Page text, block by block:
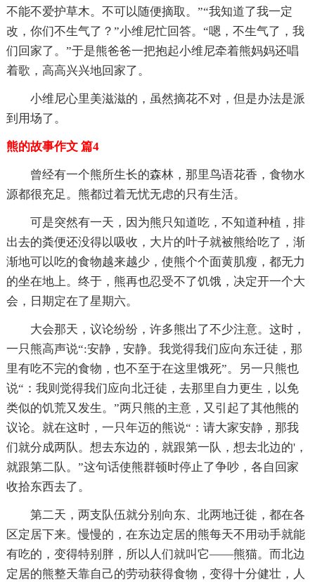
不能不爱护草木。不可以随便摘取。”“我知道了我一定
改，你们不生气了？”小维尼忙回答。“嗯，不生气了，我
们回家了。”于是熊爸爸一把抱起小维尼牵着熊妈妈还唱
着歌，高高兴兴地回家了。
小维尼心里美滋滋的，虽然摘花不对，但是办法是派
到用场了。
熊的故事作文 篇4
曾经有一个熊所生长的森林，那里鸟语花香，食物水
源都很充足。熊都过着无忧无虑的只有生活。
可是突然有一天，因为熊只知道吃，不知道种植，排
出去的粪便还没得以吸收，大片的叶子就被熊给吃了，渐
渐地可以吃的食物越来越少，使熊个个面黄肌瘦，都无力
的坐在地上。终于，熊再也忍受不了饥饿，决定开一个大
会，日期定在了星期六。
大会那天，议论纷纷，许多熊出了不少注意。这时，
一只熊高声说“:安静，安静。我觉得我们应向东迁徒，那
里有吃不完的食物，也不至于在这里饿死”。另一只熊也
说“：我则觉得我们应向北迁徒，去那里自力更生，以免
类似的饥荒又发生。”两只熊的主意，又引起了其他熊的
议论。就在这时，一只年迈的熊说“：请大家安静，那我
们就分成两队。想去东边的，就跟第一队，想去北边的'，
就跟第二队。”这句话使熊群顿时停止了争吵，各自回家
收拾东西去了。
第二天，两支队伍就分别向东、北两地迁徙，都在各
区定居下来。慢慢的，在东边定居的熊每天不用动手就能
有吃的，变得特别胖，所以人们就叫它——熊猫。而北边
定居的熊整天靠自己的劳动获得食物，变得十分健壮，人